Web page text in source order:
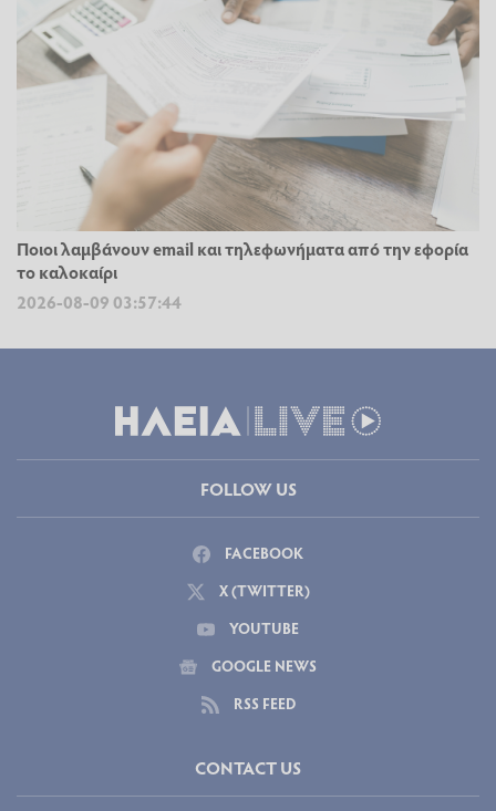
Ποιοι λαμβάνουν email και τηλεφωνήματα από την εφορία
το καλοκαίρι
2026-08-09 03:57:44
FOLLOW US
FACEBOOK
X (TWITTER)
YOUTUBE
GOOGLE NEWS
RSS FEED
CONTACT US